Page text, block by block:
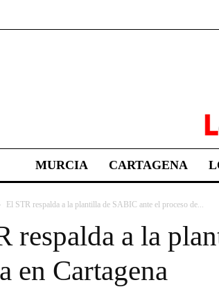
MURCIA CARTAGENA
El STR respalda a la plantilla de SABIC ante el proceso de...
respalda a la
en Cartagena